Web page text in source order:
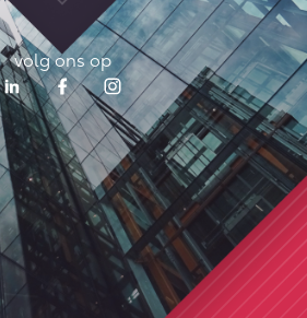
volg ons op